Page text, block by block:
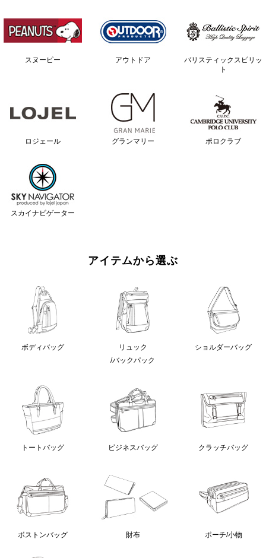
スヌーピー アウトドア
バリスティックスピリッ
ト
ロジェール グランマリー ポロクラブ
スカイナビゲーター
アイテムから選ぶ
ボディバッグ
リュック
/バックパック
ショルダーバッグ
トートバッグ ビジネスバッグ クラッチバッグ
ボストンバッグ 財布 ポーチ/小物